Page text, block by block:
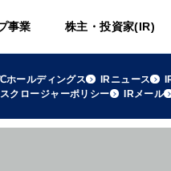
事業 株主・投資家(IR)
ホールディングス IRニュース
クロージャーポリシー IRメール